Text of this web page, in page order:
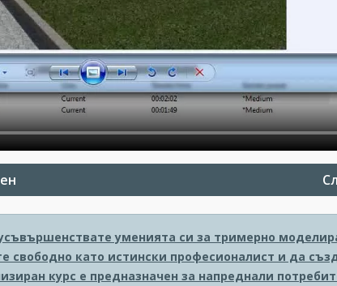
уменията си за тримерно
свободно като истински професионалист и да
курс е предназначен за напреднали